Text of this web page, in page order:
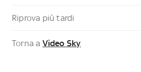
Riprova più tardi
Torna a Video Sky